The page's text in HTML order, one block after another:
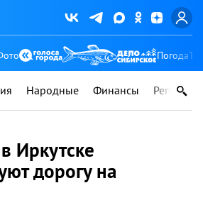
Погода
Народные Финансы Регионы
Иркутске
дорогу на